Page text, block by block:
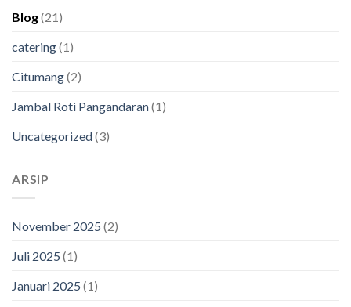
Blog(21)
catering(1)
Citumang(2)
Jambal Roti Pangandaran(1)
Uncategorized(3)
ARSIP
November 2025 (2)
Juli 2025 (1)
Januari 2025 (1)